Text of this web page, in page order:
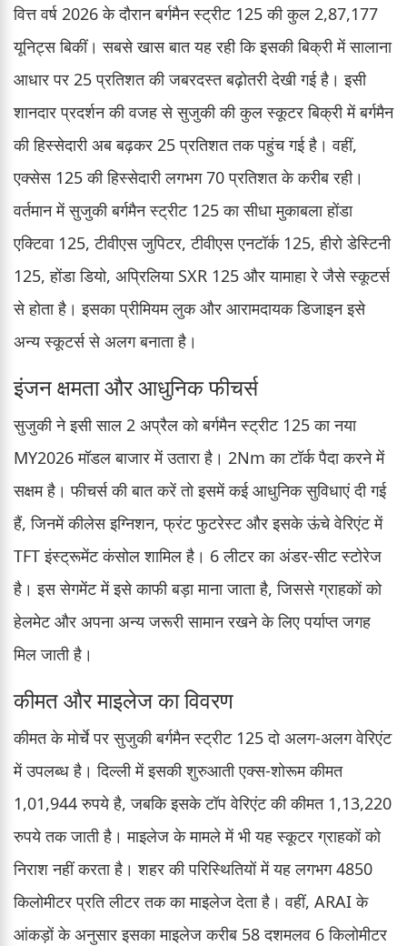
वित्त वर्ष 2026 के दौरान बर्गमैन स्ट्रीट 125 की कुल 2,87,177
यूनिट्स बिकीं। सबसे खास बात यह रही कि इसकी बिक्री में सालाना
आधार पर 25 प्रतिशत की जबरदस्त बढ़ोतरी देखी गई है। इसी
शानदार प्रदर्शन की वजह से सुजुकी की कुल स्कूटर बिक्री में बर्गमैन
की हिस्सेदारी अब बढ़कर 25 प्रतिशत तक पहुंच गई है। वहीं,
एक्सेस 125 की हिस्सेदारी लगभग 70 प्रतिशत के करीब रही।
वर्तमान में सुजुकी बर्गमैन स्ट्रीट 125 का सीधा मुकाबला होंडा
एक्टिवा 125, टीवीएस जुपिटर, टीवीएस एनटॉर्क 125, हीरो डेस्टिनी
125, होंडा डियो, अप्रिलिया SXR 125 और यामाहा रे जैसे स्कूटर्स
से होता है। इसका प्रीमियम लुक और आरामदायक डिजाइन इसे
अन्य स्कूटर्स से अलग बनाता है।
इंजन क्षमता और आधुनिक फीचर्स
सुजुकी ने इसी साल 2 अप्रैल को बर्गमैन स्ट्रीट 125 का नया
MY2026 मॉडल बाजार में उतारा है। 2Nm का टॉर्क पैदा करने में
सक्षम है। फीचर्स की बात करें तो इसमें कई आधुनिक सुविधाएं दी गई
हैं, जिनमें कीलेस इग्निशन, फ्रंट फुटरेस्ट और इसके ऊंचे वेरिएंट में
TFT इंस्ट्रूमेंट कंसोल शामिल है। 6 लीटर का अंडर-सीट स्टोरेज
है। इस सेगमेंट में इसे काफी बड़ा माना जाता है, जिससे ग्राहकों को
हेलमेट और अपना अन्य जरूरी सामान रखने के लिए पर्याप्त जगह
मिल जाती है।
कीमत और माइलेज का विवरण
कीमत के मोर्चे पर सुजुकी बर्गमैन स्ट्रीट 125 दो अलग-अलग वेरिएंट
में उपलब्ध है। दिल्ली में इसकी शुरुआती एक्स-शोरूम कीमत
1,01,944 रुपये है, जबकि इसके टॉप वेरिएंट की कीमत 1,13,220
रुपये तक जाती है। माइलेज के मामले में भी यह स्कूटर ग्राहकों को
निराश नहीं करता है। शहर की परिस्थितियों में यह लगभग 4850
किलोमीटर प्रति लीटर तक का माइलेज देता है। वहीं, ARAI के
आंकड़ों के अनुसार इसका माइलेज करीब 58 दशमलव 6 किलोमीटर